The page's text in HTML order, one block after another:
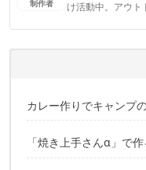
制作者
け活動中。アウ
カレー作りでキャンプ
時短カレー調理に使う
「焼き上手さんα」で